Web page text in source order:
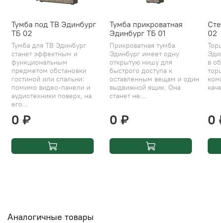
Тумба под ТВ Эдинбург
ТБ 02
Тумба для ТВ Эдинбург
станет эффектным и
функциональным
предметом обстановки
гостиной или спальни:
помимо видео-панели и
аудиотехники поверх, на
его...
0 ₽
Тумба прикроватная
Эдинбург ТБ 01
Прикроватная тумба
Эдинбург имеет одну
открытую нишу для
быстрого доступа к
оставленным вещам и один
выдвижной ящик. Она
станет не...
0 ₽
02
в
0
Аналогичные товары